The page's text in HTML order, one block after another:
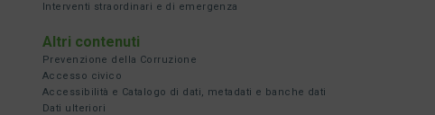
Interventi straordinari e di emergenza
Altri contenuti
Prevenzione della Corruzione
Accesso civico
Accessibilità e Catalogo di dati, metadati e banche dati
Dati ulteriori